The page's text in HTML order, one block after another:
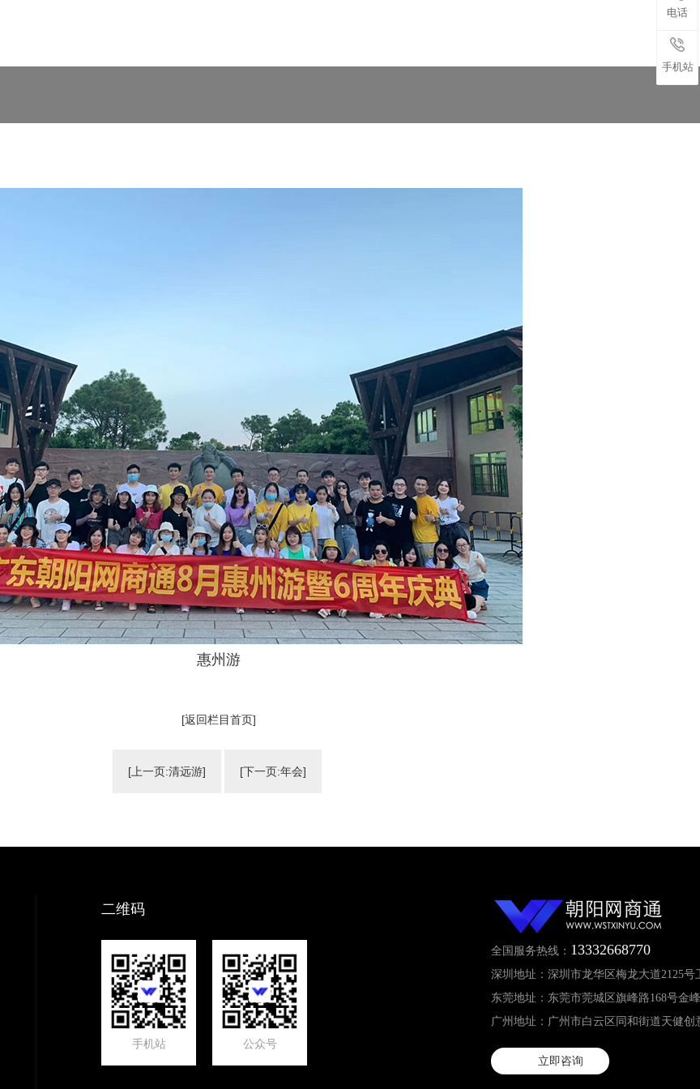
惠州游
[返回栏目首页]
[上一页:清远游] [下一页:年会]
二维码
手机站 公众号
全国服务热线： 13332668770
深圳地址：深圳市龙华区梅龙大道2125号
东莞地址：东莞市莞城区旗峰路168号金
广州地址：广州市白云区同和街道天健创
立即咨询
电话
手机站